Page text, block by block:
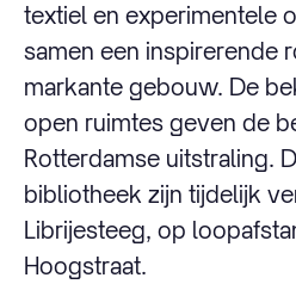
textiel en experimentele
samen een inspirerende
markante gebouw. De
open ruimtes geven de
Rotterdamse uitstraling.
bibliotheek zijn tijdelijk
Librijesteeg, op
Hoogstraat.